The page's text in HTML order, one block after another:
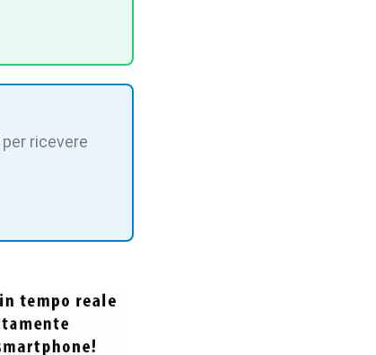
per ricevere